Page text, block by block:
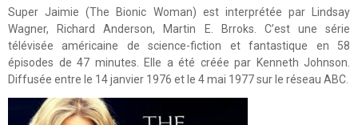
Super Jaimie (The Bionic Woman) est interprétée par Lindsay
Wagner, Richard Anderson, Martin E. Brroks. C’est une série
télévisée américaine de science-fiction et fantastique en 58
épisodes de 47 minutes. Elle a été créée par Kenneth Johnson.
Diffusée entre le 14 janvier 1976 et le 4 mai 1977 sur le réseau ABC.